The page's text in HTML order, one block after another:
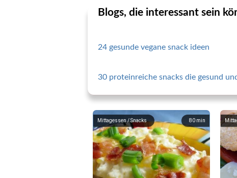
Blogs, die interessant sein
24 gesunde vegane snack ideen
30 proteinreiche snacks die gesund
80 min
Mittagessen / Snacks